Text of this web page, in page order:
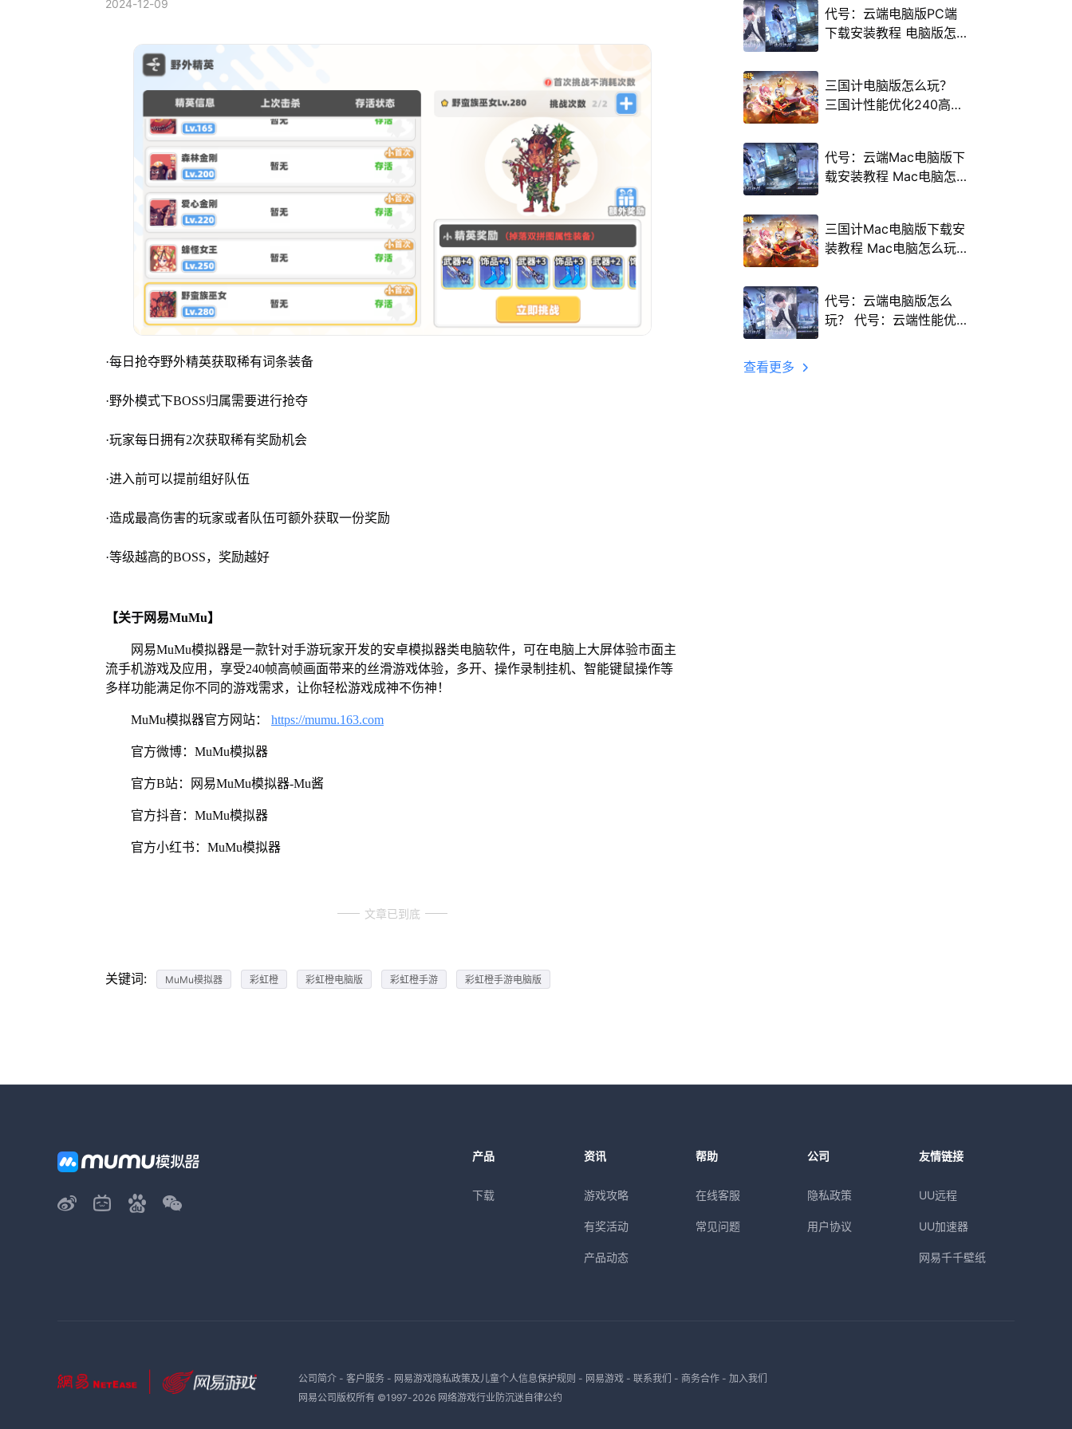
2024-12-09
·每日抢夺野外精英获取稀有词条装备
·野外模式下BOSS归属需要进行抢夺
·玩家每日拥有2次获取稀有奖励机会
·进入前可以提前组好队伍
·造成最高伤害的玩家或者队伍可额外获取一份奖励
·等级越高的BOSS，奖励越好
【关于网易MuMu】
网易MuMu模拟器是一款针对手游玩家开发的安卓模拟器类电脑软件，可在电脑上大屏体验市面主
流手机游戏及应用，享受240帧高帧画面带来的丝滑游戏体验，多开、操作录制挂机、智能键鼠操作等
多样功能满足你不同的游戏需求，让你轻松游戏成神不伤神！
MuMu模拟器官方网站： https://mumu.163.com
官方微博：MuMu模拟器
官方B站：网易MuMu模拟器-Mu酱
官方抖音：MuMu模拟器
官方小红书：MuMu模拟器
文章已到底
关键词: MuMu模拟器 彩虹橙 彩虹橙电脑版 彩虹橙手游 彩虹橙手游电脑版
代号：云端电脑版PC端
下载安装教程 电脑版怎
三国计电脑版怎么玩？
三国计性能优化240高帧
代号：云端Mac电脑版下
载安装教程 Mac电脑怎
三国计Mac电脑版下载安
装教程 Mac电脑怎么玩
代号：云端电脑版怎么
玩？ 代号：云端性能优
查看更多
产品
下载
资讯
游戏攻略
有奖活动
产品动态
帮助
在线客服
常见问题
公司
隐私政策
用户协议
友情链接
UU远程
UU加速器
网易千千壁纸
公司简介- 客户服务- 网易游戏隐私政策及儿童个人信息保护规则 - 网易游戏- 联系我们 - 商务合作- 加入我们
网易公司版权所有 ©1997-2026 网络游戏行业防沉迷自律公约